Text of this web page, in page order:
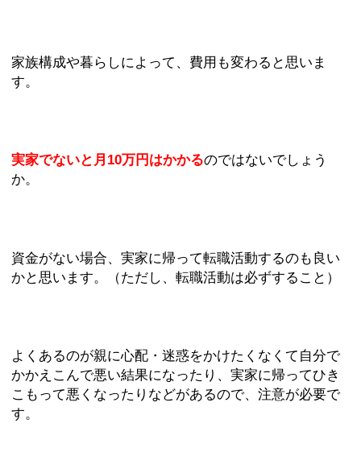
家族構成や暮らしによって、費用も変わると思いま
す。
実家でないと月10万円はかかるのではないでしょう
か。
資金がない場合、実家に帰って転職活動するのも良い
かと思います。（ただし、転職活動は必ずすること）
よくあるのが親に心配・迷惑をかけたくなくて自分で
かかえこんで悪い結果になったり、実家に帰ってひき
こもって悪くなったりなどがあるので、注意が必要で
す。